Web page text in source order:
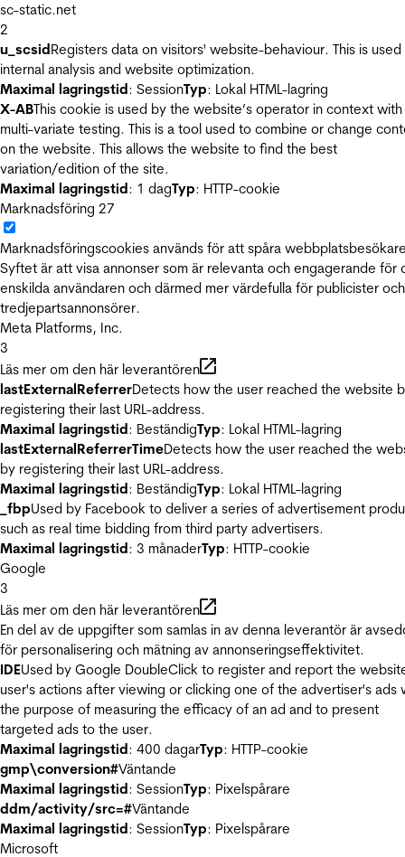
sc-static.net
2
u_scsidRegisters data on visitors' website-behaviour. This is
internal analysis and website optimization.
Maximal lagringstid: SessionTyp: Lokal HTML-lagring
X-ABThis cookie is used by the website’s operator in context with
multi-variate testing. This is a tool used to combine or change
on the website. This allows the website to find the best
variation/edition of the site.
Maximal lagringstid: 1 dagTyp: HTTP-cookie
Marknadsföring 27
Marknadsföringscookies används för att spåra
Syftet är att visa annonser som är relevanta och engagerande för
enskilda användaren och därmed mer värdefulla för publicister och
tredjepartsannonsörer.
Meta Platforms, Inc.
3
Läs mer om den här leverantören
lastExternalReferrerDetects how the user reached the website
registering their last URL-address.
Maximal lagringstid: BeständigTyp: Lokal HTML-lagring
lastExternalReferrerTimeDetects how the user reached the
by registering their last URL-address.
Maximal lagringstid: BeständigTyp: Lokal HTML-lagring
_fbpUsed by Facebook to deliver a series of advertisement
such as real time bidding from third party advertisers.
Maximal lagringstid: 3 månaderTyp: HTTP-cookie
Google
3
Läs mer om den här leverantören
En del av de uppgifter som samlas in av denna leverantör är
för personalisering och mätning av annonseringseffektivitet.
IDEUsed by Google DoubleClick to register and report the
user's actions after viewing or clicking one of the advertiser's ads
the purpose of measuring the efficacy of an ad and to present
targeted ads to the user.
Maximal lagringstid: 400 dagarTyp: HTTP-cookie
gmp\conversion#Väntande
Maximal lagringstid: SessionTyp: Pixelspårare
ddm/activity/src=#Väntande
Maximal lagringstid: SessionTyp: Pixelspårare
Microsoft